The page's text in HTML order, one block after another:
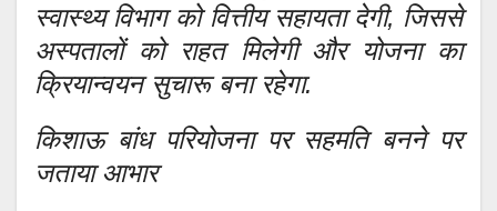
स्वास्थ्य विभाग को वित्तीय सहायता देगी, जिससे
अस्पतालों को राहत मिलेगी और योजना का
क्रियान्वयन सुचारू बना रहेगा.
किशाऊ बांध परियोजना पर सहमति बनने पर
जताया आभार